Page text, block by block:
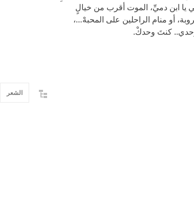
يا ابن دميِّ، الموت أقرب من خيالٍ
أو منام الراحلين على المحبهْ…،
كنتَ وحدكْ.
الشعر